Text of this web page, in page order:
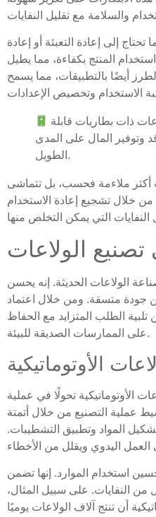
إلى إعادة التعبئة أو إعادة
المنتج بكفاءة، مما يطيل
أيضًا بالتطبيقات، مما يسمح
ذات بطاريات قابلة
وتوفير المال على المدى
الطويل.
أكثر ملاءمة فحسب، بل تتماشى
خلال تشجيع إعادة الاستخدام
تصنيع الولاعات
الولاعات الحديثة. إنه يحسن
جودة متسقة. ومن خلال اعتماد
تلبية الطلب المتزايد مع الحفاظ
على الممارسات الصديقة للبيئة.
الأوتوماتيكية
الأوتوماتيكية تحولًا في عملية
عملية التصنيع من خلال أتمتة
المواد وتطبيق التشطيبات.
استخدام الموارد. إنها تضمن
من النفايات. على سبيل المثال،
أن تنتج آلاف الولاعات يوميًا